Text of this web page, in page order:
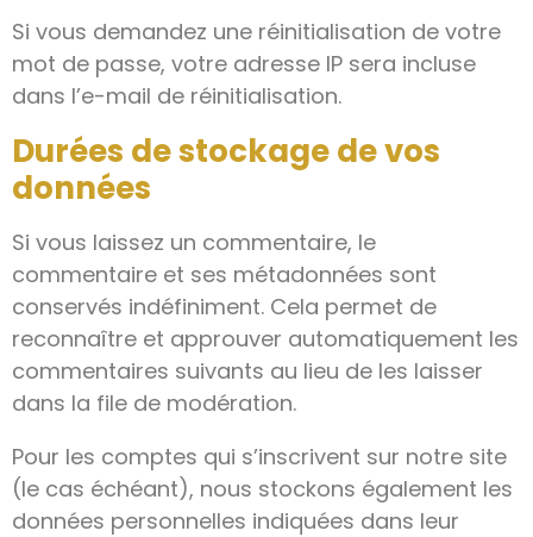
Si vous demandez une réinitialisation de votre
mot de passe, votre adresse IP sera incluse
dans l’e-mail de réinitialisation.
Durées de stockage de vos
données
Si vous laissez un commentaire, le
commentaire et ses métadonnées sont
conservés indéfiniment. Cela permet de
reconnaître et approuver automatiquement les
commentaires suivants au lieu de les laisser
dans la file de modération.
Pour les comptes qui s’inscrivent sur notre site
(le cas échéant), nous stockons également les
données personnelles indiquées dans leur